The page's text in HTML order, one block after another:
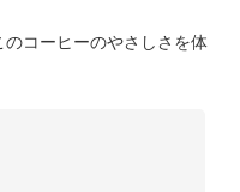
コーヒーのやさしさを体